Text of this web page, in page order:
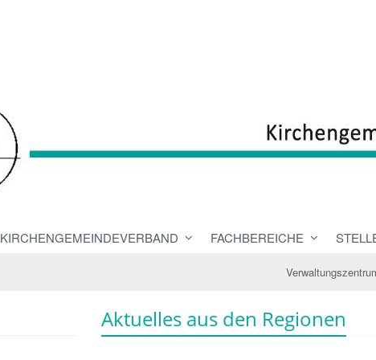
KIRCHENGEMEINDEVERBAND FACHBEREICHE
Aktuelles aus den Regionen